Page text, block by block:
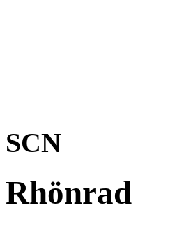
SCN
Rhönrad